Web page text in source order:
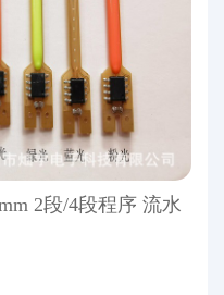
2段/4段程序 流水